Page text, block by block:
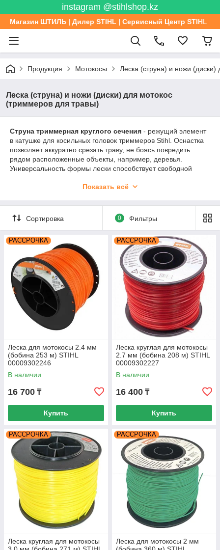
instagram @stihlshop.kz
Магазин ШТИЛЬ | Дилер STIHL | Сервисный Центр STIHL
Продукция Мотокосы Леска (струна) и ножи
Леска (струна) и ножи (диски) для мотокос
(триммеров для травы)
Струна триммерная круглого сечения - режущий элемент
в катушке для косильных головок триммеров Stihl. Оснастка
позволяет аккуратно срезать траву, не боясь повредить
рядом расположенные объекты, например, деревья.
Универсальность формы лески способствует свободной
сечение лески улучшает аэродинамические свойства
высококачественного полимера.
Ножи для триммера позволяют справляться с жесткой
травой и мелкой порослью кустарников. Эта оснастка
подходит также для работы с высокой травой, тогда как леска
может запутаться. В зависимости от того, какую
растительность требуется удалить, следует выбирать ножи
из пластика или металла.
Показать всё
Сортировка 0 Фильтры
РАССРОЧКА
Леска для мотокосы 2.4 мм
(бобина 253 м) STIHL
00009302246
В наличии
16 700 ₸
Купить
РАССРОЧКА
Леска круглая для мотокосы
2.7 мм (бобина 208 м) STIHL
00009302227
В наличии
16 400 ₸
Купить
РАССРОЧКА
Леска круглая для мотокосы
РАССРОЧКА
Леска для мотокосы 2 мм